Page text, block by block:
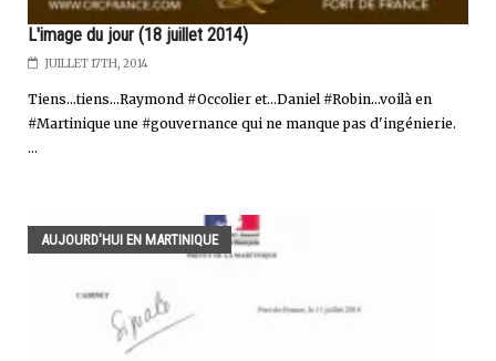
L'image du jour (18 juillet 2014)
JUILLET 17TH, 2014
Tiens...tiens...Raymond #Occolier et...Daniel #Robin...voilà en
#Martinique une #gouvernance qui ne manque pas d'ingénierie.
...
AUJOURD'HUI EN MARTINIQUE